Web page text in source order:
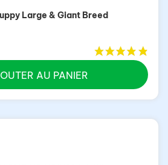
Large & Giant Breed
AU PANIER